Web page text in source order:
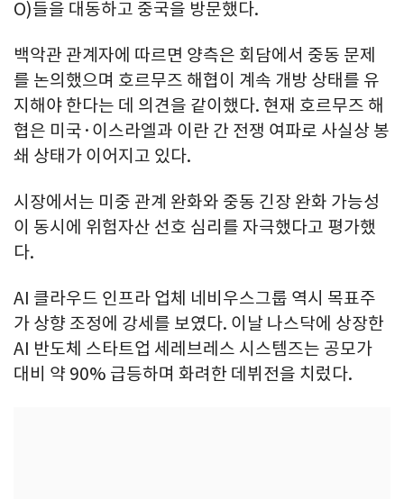
O)들을 대동하고 중국을 방문했다.
백악관 관계자에 따르면 양측은 회담에서 중동 문제
를 논의했으며 호르무즈 해협이 계속 개방 상태를 유
지해야 한다는 데 의견을 같이했다. 현재 호르무즈 해
협은 미국·이스라엘과 이란 간 전쟁 여파로 사실상 봉
쇄 상태가 이어지고 있다.
시장에서는 미중 관계 완화와 중동 긴장 완화 가능성
이 동시에 위험자산 선호 심리를 자극했다고 평가했
다.
AI 클라우드 인프라 업체 네비우스그룹 역시 목표주
가 상향 조정에 강세를 보였다. 이날 나스닥에 상장한
AI 반도체 스타트업 세레브레스 시스템즈는 공모가
대비 약 90% 급등하며 화려한 데뷔전을 치렀다.